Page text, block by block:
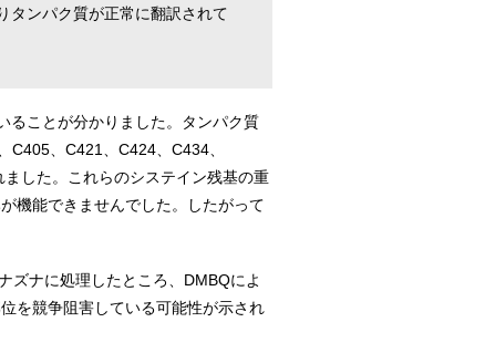
タンパク質が正常に翻訳されて
ることが分かりました。タンパク質
、C421、C424、C434、
ました。これらのシステイン残基の重
機能できませんでした。したがって
ズナに処理したところ、DMBQによ
を競争阻害している可能性が示され